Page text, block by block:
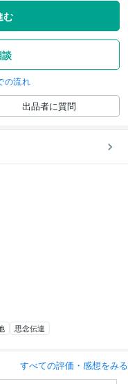
む
の流れ
出品者に質問
思念伝達
すべての評価・感想をみる